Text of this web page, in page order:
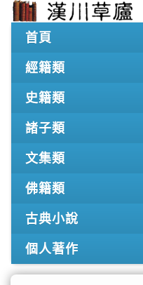
首頁
經籍類
史籍類
諸子類
文集類
佛籍類
古典小說
個人著作